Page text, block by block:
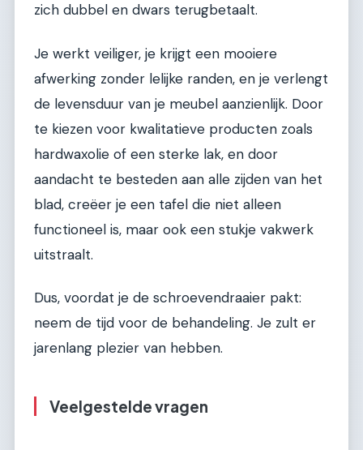
zich dubbel en dwars terugbetaalt.
Je werkt veiliger, je krijgt een mooiere
afwerking zonder lelijke randen, en je verlengt
de levensduur van je meubel aanzienlijk. Door
te kiezen voor kwalitatieve producten zoals
hardwaxolie of een sterke lak, en door
aandacht te besteden aan alle zijden van het
blad, creëer je een tafel die niet alleen
functioneel is, maar ook een stukje vakwerk
uitstraalt.
Dus, voordat je de schroevendraaier pakt:
neem de tijd voor de behandeling. Je zult er
jarenlang plezier van hebben.
Veelgestelde vragen